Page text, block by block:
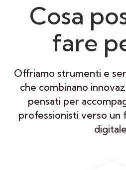
Cosa
fare
Offriamo strumenti e
che combinano
pensati per
professionisti verso un